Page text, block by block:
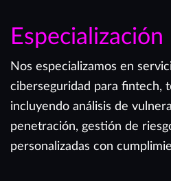
Nos especializamos en
ciberseguridad para fintech,
incluyendo análisis de
penetración, gestión de
personalizadas con